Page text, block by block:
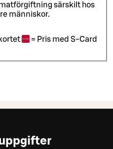
särskilt hos
människor.
= Pris med S-Card